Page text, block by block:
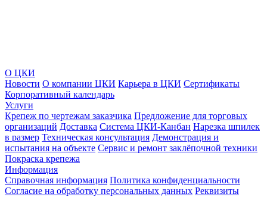
О ЦКИ
Новости О компании ЦКИ Карьера в ЦКИ Сертификаты
Корпоративный календарь
Услуги
Крепеж по чертежам заказчика Предложение для торговых
организаций Доставка Система ЦКИ-Канбан Нарезка шпилек
в размер Техническая консультация Демонстрация и
испытания на объекте Сервис и ремонт заклёпочной техники
Покраска крепежа
Информация
Справочная информация Политика конфиденциальности
Согласие на обработку персональных данных Реквизиты